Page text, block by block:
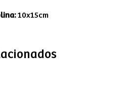
10x15cm